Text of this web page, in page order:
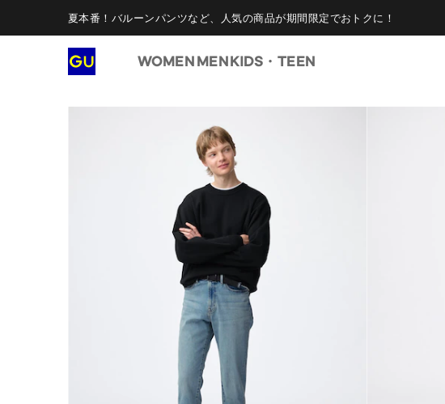
夏本番！バルーンパンツなど、人気の商品が期間限定でおトクに！
WOMEN MENKIDS・TEEN